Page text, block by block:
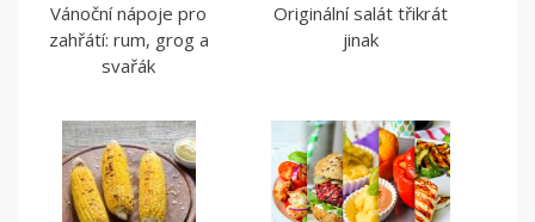
Vánoční nápoje pro
zahřátí: rum, grog a
svařák
Originální salát třikrát
jinak